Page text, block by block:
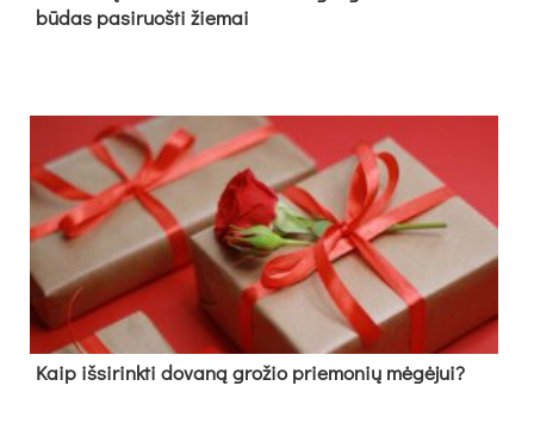
būdas pasiruošti žiemai
Kaip išsirinkti dovaną grožio priemonių mėgėjui?